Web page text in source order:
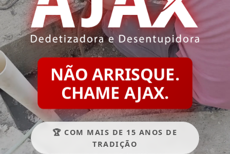
NÃO ARRISQUE.
CHAME AJAX.
🏆 COM MAIS DE 15 ANOS DE
TRADIÇÃO